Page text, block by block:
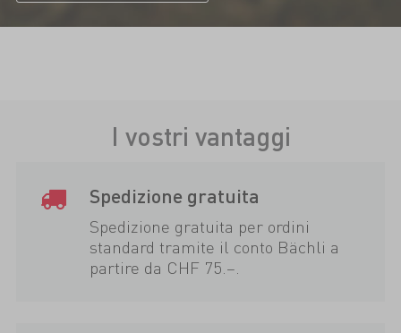
I vostri vantaggi
Spedizione gratuita
Spedizione gratuita per ordini
standard tramite il conto Bächli a
partire da CHF 75.–.